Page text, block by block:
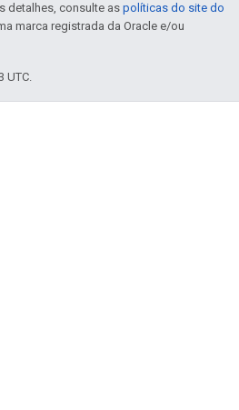
detalhes, consulte as políticas do site do
marca registrada da Oracle e/ou
UTC.